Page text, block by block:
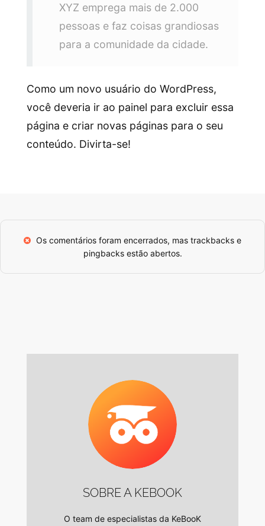
XYZ emprega mais de 2.000
pessoas e faz coisas grandiosas
para a comunidade da cidade.
Como um novo usuário do WordPress,
você deveria ir ao painel para excluir essa
página e criar novas páginas para o seu
conteúdo. Divirta-se!
Os comentários foram encerrados, mas trackbacks e
pingbacks estão abertos.
SOBRE A KEBOOK
O team de especialistas da KeBooK